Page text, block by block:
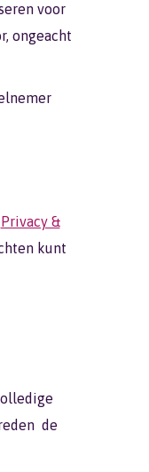
voor
ongeacht
Privacy &
kunt
de